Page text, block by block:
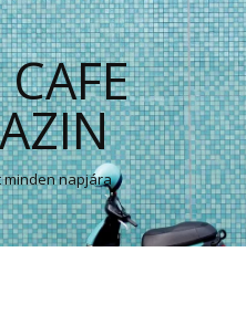
minden napjára